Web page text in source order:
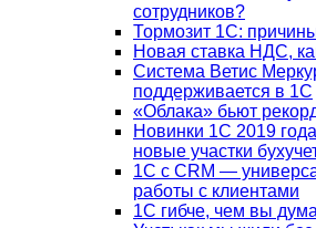
сотрудников?
Тормозит 1C:
Новая ставка НДС,
Система Ветис
поддерживается в 1С
«Облака» бьют
Новинки 1С 2019
новые участки
1С с CRM —
работы с клиентами
1С гибче, чем вы